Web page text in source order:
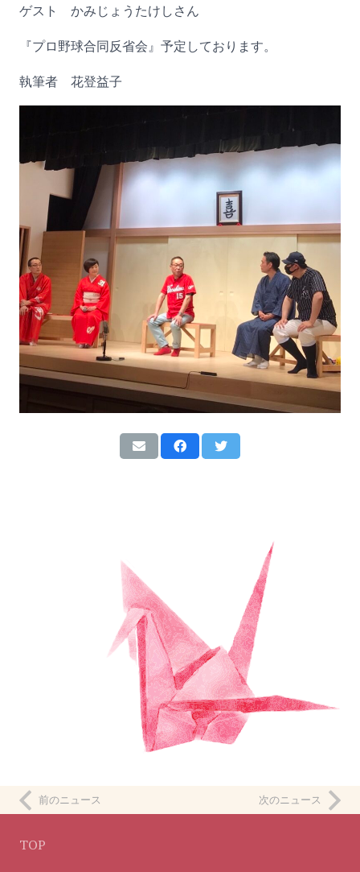
ゲスト かみじょうたけしさん
『プロ野球合同反省会』予定しております。
執筆者 花登益子
前のニュース 次のニュース
TOP